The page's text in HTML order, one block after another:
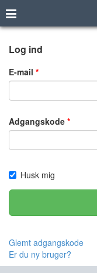
Log ind
E-mail
Adgangskode
Husk mig
Glemt adgangskode
Er du ny bruger?